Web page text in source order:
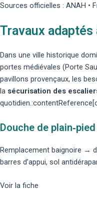
Sources officielles : ANAH •
Travaux adaptés
Dans une ville historique
portes médiévales (Porte
pavillons provençaux, les
la sécurisation des
Douche de
Remplacement baignoire →
barres d’appui, sol
Voir la fiche